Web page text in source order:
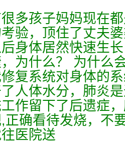
多孩子妈妈现在
验，顶住了丈夫
身体居然快速生
为什么？ 为什么
复系统对身体的
人体水分，肺炎
作留下了后遗症
正确看待发烧，不
医院送